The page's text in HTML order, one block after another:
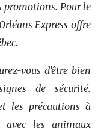
promotions. Pour le
Express offre
vous d’être bien
de sécurité.
les précautions à
avec les animaux